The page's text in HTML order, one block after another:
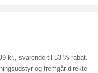
kr., svarende til 53 % rabat.
og fremgår direkte